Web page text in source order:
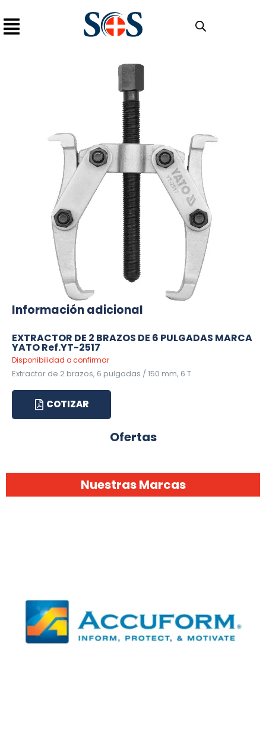
Información adicional
EXTRACTOR DE 2 BRAZOS DE 6 PULGADAS MARCA
YATO Ref.YT-2517
Disponibilidad a confirmar
Extractor de 2 brazos, 6 pulgadas / 150 mm, 6 T
COTIZAR
Ofertas
Nuestras Marcas